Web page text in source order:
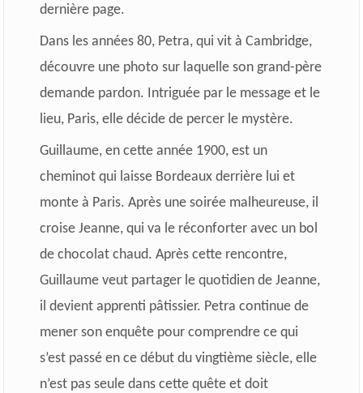
dernière page.
Dans les années 80, Petra, qui vit à Cambridge,
découvre une photo sur laquelle son grand-père
demande pardon. Intriguée par le message et le
lieu, Paris, elle décide de percer le mystère.
Guillaume, en cette année 1900, est un
cheminot qui laisse Bordeaux derrière lui et
monte à Paris. Après une soirée malheureuse, il
croise Jeanne, qui va le réconforter avec un bol
de chocolat chaud. Après cette rencontre,
Guillaume veut partager le quotidien de Jeanne,
il devient apprenti pâtissier. Petra continue de
mener son enquête pour comprendre ce qui
s’est passé en ce début du vingtième siècle, elle
n’est pas seule dans cette quête et doit